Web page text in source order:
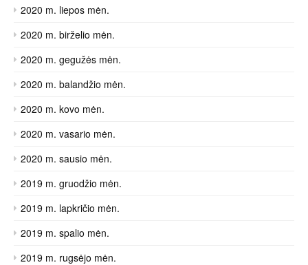
2020 m. liepos mėn.
2020 m. birželio mėn.
2020 m. gegužės mėn.
2020 m. balandžio mėn.
2020 m. kovo mėn.
2020 m. vasario mėn.
2020 m. sausio mėn.
2019 m. gruodžio mėn.
2019 m. lapkričio mėn.
2019 m. spalio mėn.
2019 m. rugsėjo mėn.